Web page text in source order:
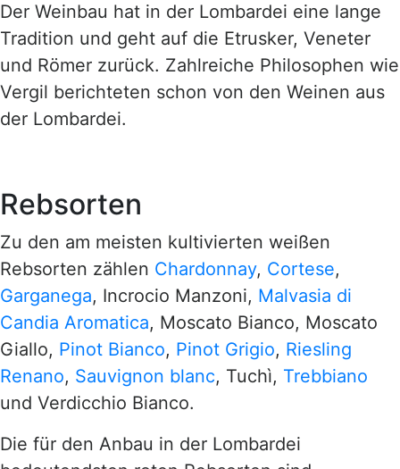
Der Weinbau hat in der Lombardei eine lange
Tradition und geht auf die Etrusker, Veneter
und Römer zurück. Zahlreiche Philosophen wie
Vergil berichteten schon von den Weinen aus
der Lombardei.
Rebsorten
Zu den am meisten kultivierten weißen
Rebsorten zählen Chardonnay, Cortese,
Garganega, Incrocio Manzoni, Malvasia di
Candia Aromatica, Moscato Bianco, Moscato
Giallo, Pinot Bianco, Pinot Grigio, Riesling
Renano, Sauvignon blanc, Tuchì, Trebbiano
und Verdicchio Bianco.
Die für den Anbau in der Lombardei